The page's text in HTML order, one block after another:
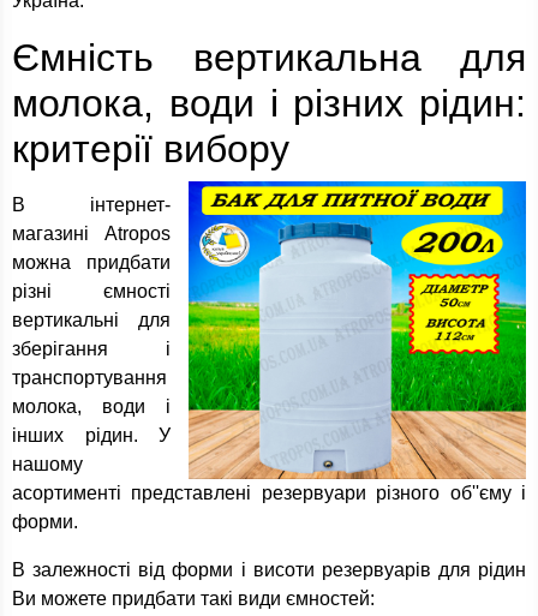
Ємність вертикальна для
молока, води і різних рідин:
критерії вибору
В інтернет-
магазині Atropos
можна придбати
різні ємності
вертикальні для
зберігання і
транспортування
молока, води і
інших рідин. У
нашому
асортименті представлені резервуари різного об''єму і
форми.
В залежності від форми і висоти резервуарів для рідин
Ви можете придбати такі види ємностей: